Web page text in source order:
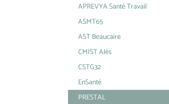
APREVYA Santé Travail
ASMT65
AST Beaucaire
CMIST Alès
CSTG32
EnSanté
PRESTAL